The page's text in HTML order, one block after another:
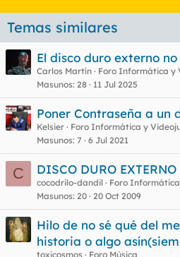
Temas similares
El disco duro externo
Carlos Martín
Foro Informática y
Masunos 28 11 Jul 2025
Poner Contraseña a un
Kelsier
Foro Informática y
Masunos 7 6 Jul 2021
C DISCO DURO EXTERNO
cocodrilo-dandil
Foro
Masunos 20 20 Oct 2009
Hilo de no sé qué del
historia o algo
toxicosmos
Foro Música